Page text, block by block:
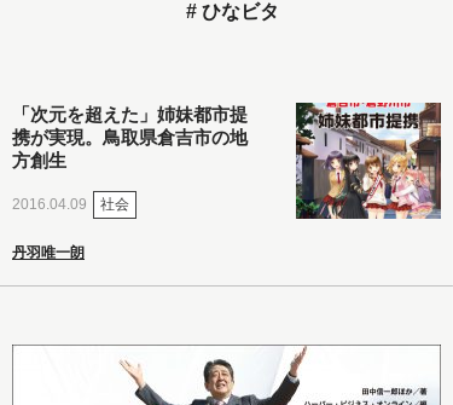
ひなビタ
「次元を超えた」姉妹都市提
携が実現。鳥取県倉吉市の地
方創生
2016.04.09 社会
丹羽唯一朗